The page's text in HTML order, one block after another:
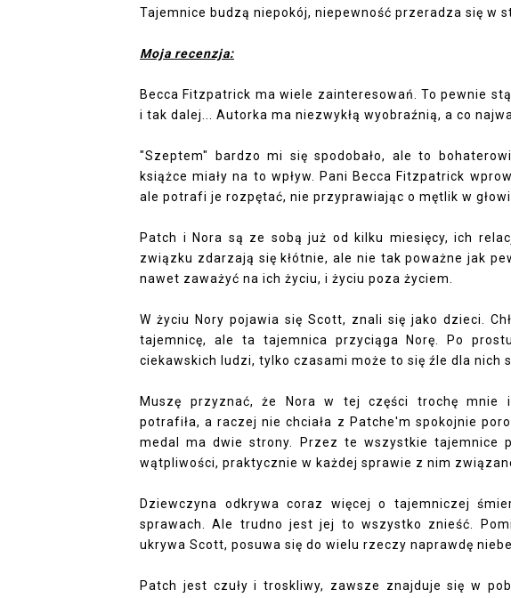
Tajemnice budzą niepokój, niepewność przeradza się w
Moja recenzja:
Becca Fitzpatrick ma wiele zainteresowań. To pewnie
i tak dalej... Autorka ma niezwykłą wyobraźnią, a co
"Szeptem"
bardzo mi się spodobało, ale to
książce miały na to wpływ. Pani Becca Fitzpatrick
ale potrafi je rozpętać, nie przyprawiając o mętlik w
Patch i Nora są ze sobą już od kilku miesięcy, ich
związku zdarzają się kłótnie, ale nie tak poważne jak
nawet zaważyć na ich życiu, i życiu poza życiem.
W życiu Nory pojawia się Scott, znali się jako dzieci.
tajemnicę, ale ta tajemnica przyciąga Norę. Po
ciekawskich ludzi, tylko czasami może to się źle dla nich
Muszę przyznać, że Nora w tej części trochę mnie
potrafiła, a raczej nie chciała z Patche'm spokojnie
medal ma dwie strony. Przez te wszystkie tajemnice
wątpliwości, praktycznie w każdej sprawie z nim
Dziewczyna odkrywa coraz więcej o tajemniczej
sprawach. Ale trudno jest jej to wszystko znieść.
ukrywa Scott, posuwa się do wielu rzeczy naprawdę
Patch jest czuły i troskliwy, zawsze znajduje się w